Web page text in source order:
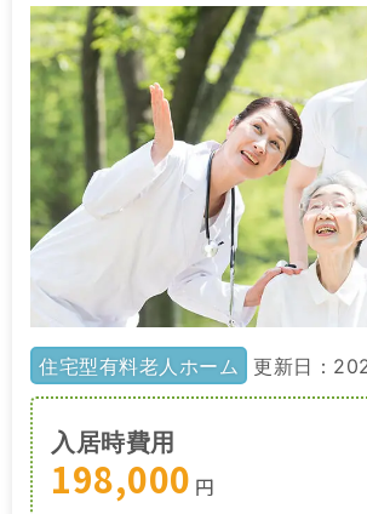
住宅型有料老人ホーム 更新日：
入居時費用
198,000 円